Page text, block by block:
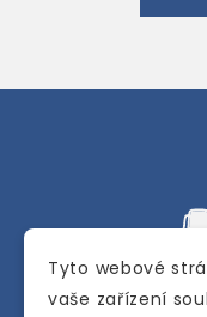
Tyto webové
vaše zařízení